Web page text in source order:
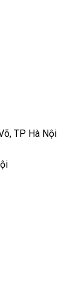
TP Hà Nội